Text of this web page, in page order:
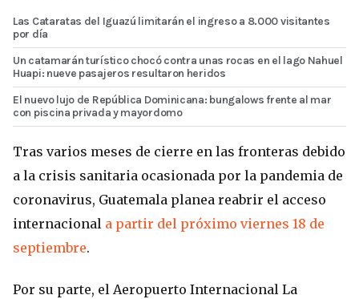
Las Cataratas del Iguazú limitarán el ingreso a 8.000 visitantes
por día
Un catamarán turístico chocó contra unas rocas en el lago Nahuel
Huapi: nueve pasajeros resultaron heridos
El nuevo lujo de República Dominicana: bungalows frente al mar
con piscina privada y mayordomo
Tras varios meses de cierre en las fronteras debido
a la crisis sanitaria ocasionada por la pandemia de
coronavirus, Guatemala planea reabrir el acceso
internacional a partir del próximo viernes 18 de
septiembre.
Por su parte, el Aeropuerto Internacional La